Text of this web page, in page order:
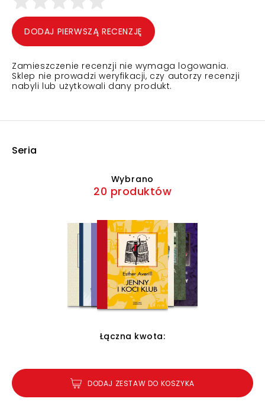
DODAJ PIERWSZĄ RECENZJĘ
Zamieszczenie recenzji nie wymaga logowania.
Sklep nie prowadzi weryfikacji, czy autorzy recenzji
nabyli lub użytkowali dany produkt.
Seria
Wybrano
20 produktów
Łączna kwota:
DODAJ ZESTAW DO KOSZYKA